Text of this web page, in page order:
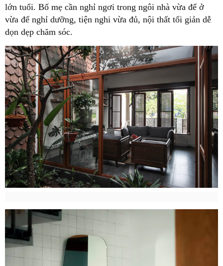
lớn tuổi. Bố mẹ cần nghỉ ngơi trong ngôi nhà vừa để ở
vừa để nghỉ dưỡng, tiện nghi vừa đủ, nội thất tối giản dễ
dọn dẹp chăm sóc.